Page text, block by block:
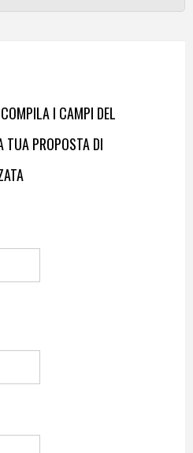
I CAMPI DEL
TUA PROPOSTA DI